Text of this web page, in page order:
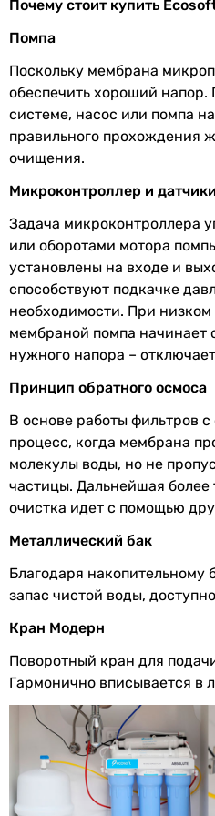
для питья, для готовки,
для питья, для готовки,
для питья, для готовки,
для питья, для готовки,
для питья, для готовки,
для питья, для готовки,
для питья, для готовки,
для питья, для готовки,
Количество ступеней
5 шт
5 шт
5 шт
5 шт
6 шт
6 шт
6 шт
6 шт
6 шт
6 шт
Установка
под мойкой, напольная,
под мойкой, напольная,
под мойкой, напольная,
под мойкой
под мойкой, настольная,
под мойкой
под мойкой, напольная,
под мойкой, напольная
Давление min, max
6, 2 атм
Серия
Температура
входящей воды
0 °C
Структура
воды на
без
Класс фильтра
Давление воды
в системе
Качество воды после
Показатель pH 5.5-6.5
минерализации
Показатель
кальция
2 мг/л
магния
Показатель
5 мг/л
Какую воду может
Показатель pH
Показатель
минерализации
1500
Показатель
0,5 мг/л
Почему стоит купить
Помпа
Поскольку мембрана
обеспечить хороший напор.
системе, насос или помпа
правильного прохождения
очищения.
Микроконтроллер и
Задача микроконтроллера
или оборотами мотора
установлены на входе и
способствуют подкачке
необходимости. При
мембраной помпа начинает
нужного напора –
Принцип обратного осмоса
В основе работы фильтров
процесс, когда мембрана
молекулы воды, но не
частицы. Дальнейшая более
очистка идет с помощью
Металлический бак
Благодаря накопительному
запас чистой воды,
Кран Модерн
Поворотный кран для
Гармонично вписывается в